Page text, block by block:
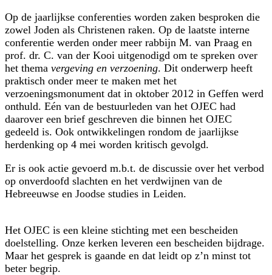
Op de jaarlijkse conferenties worden zaken besproken die
zowel Joden als Christenen raken. Op de laatste interne
conferentie werden onder meer rabbijn M. van Praag en
prof. dr. C. van der Kooi uitgenodigd om te spreken over
het thema vergeving en verzoening. Dit onderwerp heeft
praktisch onder meer te maken met het
verzoeningsmonument dat in oktober 2012 in Geffen werd
onthuld. Eén van de bestuurleden van het OJEC had
daarover een brief geschreven die binnen het OJEC
gedeeld is. Ook ontwikkelingen rondom de jaarlijkse
herdenking op 4 mei worden kritisch gevolgd.
Er is ook actie gevoerd m.b.t. de discussie over het verbod
op onverdoofd slachten en het verdwijnen van de
Hebreeuwse en Joodse studies in Leiden.
Het OJEC is een kleine stichting met een bescheiden
doelstelling. Onze kerken leveren een bescheiden bijdrage.
Maar het gesprek is gaande en dat leidt op z’n minst tot
beter begrip.